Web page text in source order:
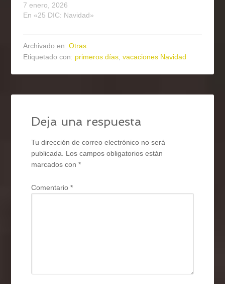
7 enero, 2026
En «25 DIC: Navidad»
Archivado en:Otras
Etiquetado con: primeros días ,vacaciones Navidad
Deja una respuesta
Tu dirección de correo electrónico no será
publicada.
Los campos obligatorios están
marcados con*
Comentario*